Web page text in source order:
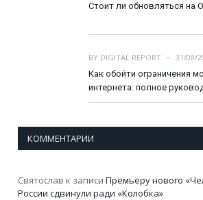
Стоит ли обновляться на
BY DIGITAL REPORT
31/08/
Как обойти ограничения
интернета: полное
КОММЕНТАРИИ
Святослав к записи Премьеру нового
России сдвинули ради «Колобка»